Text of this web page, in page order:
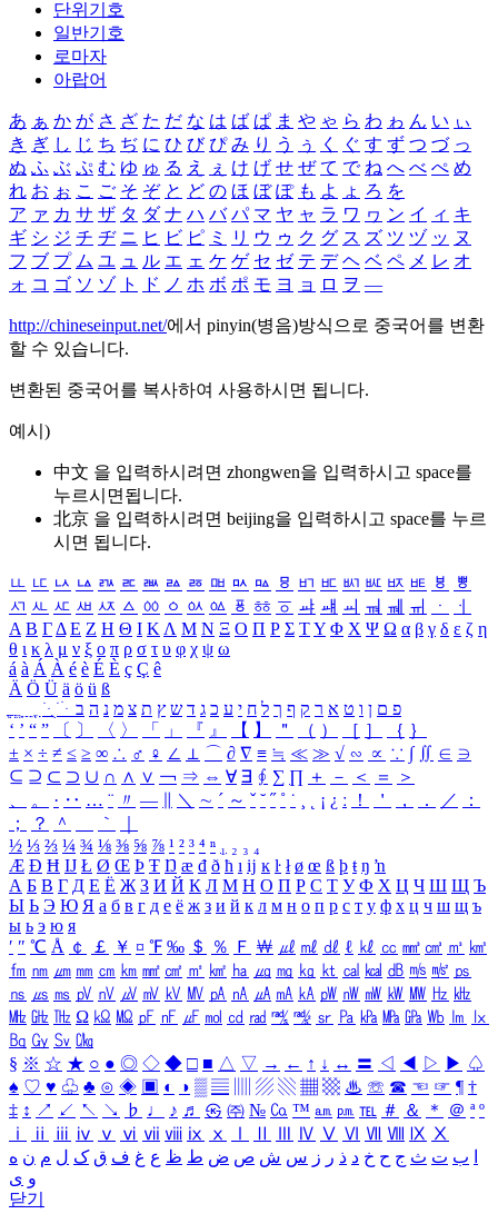
단위기호
일반기호
로마자
아랍어
あ ぁ か が さ ざ た だ な は ば ぱ ま や ゃ ら わ ゎ ん い ぃ
き ぎ し じ ち ぢ に ひ び ぴ み り う ぅ く ぐ す ず つ づ っ
ぬ ふ ぶ ぷ む ゆ ゅ る え ぇ け げ せ ぜ て で ね へ べ ぺ め
れ お ぉ こ ご そ ぞ と ど の ほ ぼ ぽ も よ ょ ろ を
ア ァ カ サ ザ タ ダ ナ ハ バ パ マ ヤ ャ ラ ワ ヮ ン イ ィ キ
ギ シ ジ チ ヂ ニ ヒ ビ ピ ミ リ ウ ゥ ク グ ス ズ ツ ヅ ッ ヌ
フ ブ プ ム ユ ュ ル エ ェ ケ ゲ セ ゼ テ デ ヘ ベ ペ メ レ オ
ォ コ ゴ ソ ゾ ト ド ノ ホ ボ ポ モ ヨ ョ ロ ヲ ―
http://chineseinput.net/에서 pinyin(병음)방식으로 중국어를 변환
할 수 있습니다.
변환된 중국어를 복사하여 사용하시면 됩니다.
예시)
中文 을 입력하시려면 zhongwen을 입력하시고 space를
누르시면됩니다.
北京 을 입력하시려면 beijing을 입력하시고 space를 누르
시면 됩니다.
ㅥ ㅦ ㅧ ㅨ ㅩ ㅪ ㅫ ㅬ ㅭ ㅮ ㅯ ㅰ ㅱ ㅲ ㅳ ㅴ ㅵ ㅶ ㅷ ㅸ
ㅹ
ㅺ ㅻ ㅼ ㅽ ㅾ ㅿ ㆀ ㆁ ㆂ ㆃ ㆄ ㆅ ㆆ ㆇ ㆈ ㆉ ㆊ ㆋ ㆌ ㆍ
ㆎ
Α Β ΓΔ Ε Ζ Η Θ Ι ΚΛ Μ Ν Ξ Ο Π Ρ Σ ΤΥ Φ Χ Ψ Ω α β γ δ ε ζ η
θ ι κ λ μ ν ξ ο π ρ σ τ υ φ χ ψ ω
á à Á À é è É È ç Ç ê
Ä Ö Ü ä ö ü ß
ִֶֹ ֻּ ׁׂ פ ם ן ו ט א ר ק ף ך ל ח י ע כ ג ד ש ץ ת צ מ נ ה ב
‘ ’ “ ” 〔 〕 〈 〉 「 」 『 』 【 】 ＂ （ ） ［ ］ ｛ ｝
± × ÷ ≠ ≤ ≥ ∞ ∴ ♂ ♀ ∠ ⊥ ⌒ ∂ ∇ ≡ ≒ ≪ ≫ √ ∽ ∝ ∵ ∫ ∬ ∈ ∋
⊆ ⊇ ⊂ ⊃ ∪ ∩ ∧ ∨ ￢ ⇒ ⇔ ∀ ∃ ∮ ∑ ∏ ＋ － ＜ ＝
＞
、
。 · ‥ … ¨ 〃 ― ＼ ∼ ´ ～ ˇ ˘ ˝ ˚ ˙ ¸ ¡ ¿ ː ！ ＇ ， ． ／
：
；
？ ＾ ｀
½ ⅓ ⅔ ¼ ¾ ⅛ ⅜ ⅝ ⅞ ¹ ² ³ ⁴ ⁿ ₁ ₂ ₃ ₄
Æ Ð Ħ Ĳ Ł Ø Œ Þ Ŧ Ŋ æ đ ð ħ ı ĳ ĸ ŀ ł ø œ ß þ ŧ ŋ ŉ
А Б В Г Д Е Ё Ж З И Й К Л М Н О П Р С Т У Ф Х Ц Ч Ш Щ Ъ
Ы Ь Э Ю Я а б в г д е ё ж з и й к л м н о п р с т у ф х ц ч ш щ ъ
ы ь э ю я
′ ″ ℃ Å ￠ ￡ ￥ ¤ ℉ ‰ ＄ ％ Ｆ ￦ ㎕ ㎖ ㎗ ℓ ㎘ ㏄ ㎣ ㎤ ㎥ ㎦
㎙ ㎚ ㎛ ㎜ ㎝ ㎞ ㎟ ㎠ ㎡ ㎢ ㏊ ㎍ ㎎ ㎏ ㏏ ㎈ ㎉ ㏈ ㎧ ㎨ ㎰
㎱ ㎲ ㎳ ㎴ ㎵ ㎶ ㎷ ㎸ ㎹ ㎀ ㎁ ㎂ ㎃ ㎄ ㎺ ㎻ ㎽ ㎾ ㎿ ㎐ ㎑
㎒ ㎓ ㎔ Ω ㏀ ㏁ ㎊ ㎋ ㎌ ㏖ ㏅ ㎭ ㎮ ㎯ ㏛ ㎩ ㎪ ㎫ ㎬ ㏝ ㏐
㏓
㏃ ㏉ ㏜ ㏆
§ ※ ☆ ★ ○ ● ◎ ◇ ◆ □ ■ △ ▽ → ← ↑ ↓ ↔ 〓 ◁ ◀ ▷ ▶ ♤
♠ ♡ ♥ ♧ ♣ ⊙ ◈ ▣ ◐ ◑ ▒ ▤ ▨ ▧ ▦ ▩ ♨ ☏ ☎ ☜ ☞ ¶ †
‡ ↕ ↗ ↙ ↖ ↘ ♭ ♩ ♪ ♬ ㉿ ㈜ № ㏇ ™ ㏂ ㏘ ℡ ＃ ＆ ＊ ＠ ª º
ⅰ
ⅱ ⅲ ⅳ ⅴ ⅵ ⅶ ⅷ ⅸ ⅹ Ⅳ Ⅴ Ⅵ Ⅶ Ⅷ Ⅸ Ⅹ
ب ت ث ج ح خ د ذ ر ز س ش ص ض ط ظ ع غ ف ق ک ل م ن ه
و ی
닫기